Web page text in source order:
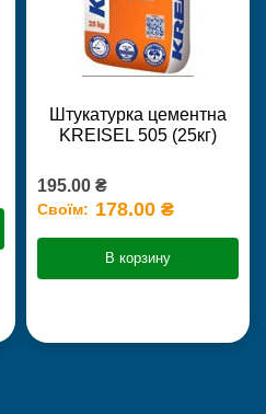
Штукатурка цементна
KREISEL 505 (25кг)
195.00 ₴
Своїм: 178.00 ₴
В корзину